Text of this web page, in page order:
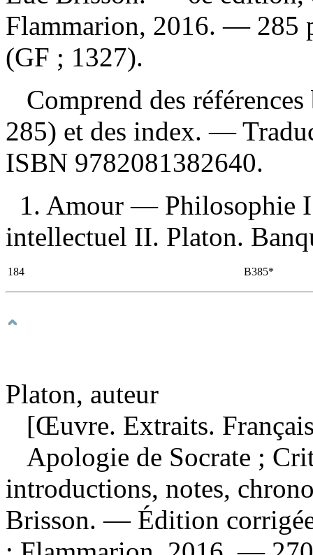
Flammarion, 2016. — 285
(GF ; 1327).
Comprend des
285) et des index. —
ISBN 9782081382640.
1. Amour — Philosophie
intellectuel II. Platon.
184 B385*
Platon, auteur
[Œuvre. Extraits.
Apologie de Socrate ;
introductions, notes,
Brisson. — Édition